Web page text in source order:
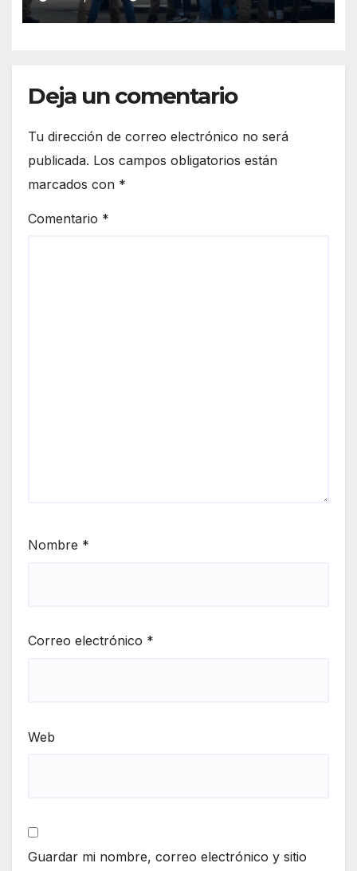
deportados en México y
Centroamérica
Deja un comentario
Tu dirección de correo electrónico no será
publicada. Los campos obligatorios están
marcados con *
Comentario *
Nombre *
Correo electrónico *
Web
Guardar mi nombre, correo electrónico y sitio